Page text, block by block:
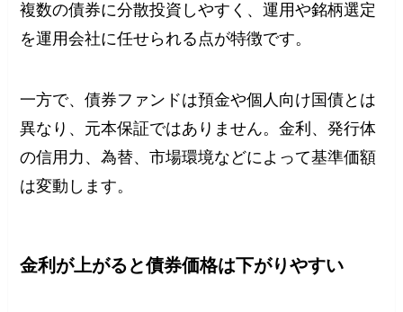
複数の債券に分散投資しやすく、運用や銘柄選定
を運用会社に任せられる点が特徴です。
一方で、債券ファンドは預金や個人向け国債とは
異なり、元本保証ではありません。金利、発行体
の信用力、為替、市場環境などによって基準価額
は変動します。
金利が上がると債券価格は下がりやすい